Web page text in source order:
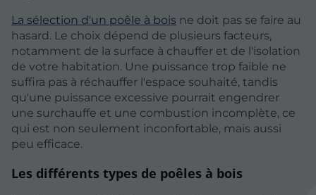
La sélection d'un poêle à bois ne doit pas se faire au
hasard. Le choix dépend de plusieurs facteurs,
notamment de la surface à chauffer et de l'isolation
de votre habitation. Une puissance trop faible ne
suffira pas à réchauffer l'espace souhaité, tandis
qu'une puissance excessive pourrait engendrer
une surchauffe et une combustion incomplète, ce
qui est non seulement inconfortable, mais aussi
peu efficace.
Les différents types de poêles à bois